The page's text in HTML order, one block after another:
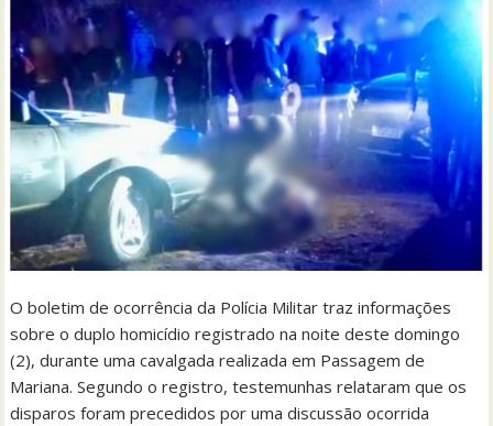
O boletim de ocorrência da Polícia Militar traz informações
sobre o duplo homicídio registrado na noite deste domingo
(2), durante uma cavalgada realizada em Passagem de
Mariana. Segundo o registro, testemunhas relataram que os
disparos foram precedidos por uma discussão ocorrida